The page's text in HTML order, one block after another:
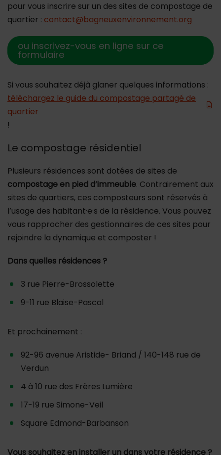
pour vous inscrire sur un des sites de compostage de
quartier : contact@bagneuxenvironnement.org
ou inscrivez-vous en ligne sur ce
formulaire
Si vous souhaitez déjà glaner quelques informations :
téléchargez le guide du compostage partagé de
quartier
!
Le compostage résidentiel
Plusieurs résidences sont dotées de sites de
compostage en pied d’immeuble. Contrairement aux
sites de quartiers, ces composteurs sont réservés à
l’usage des habitant·e·s de la résidence. Vous pouvez
vous rapprocher des gestionnaires de ces sites pour
rejoindre la dynamique et composter !
Dans quelles résidences ?
3 rue Pierre-Brossolette
9-11 rue Blaise-Pascal
Et prochainement :
92-96 avenue Aristide- Briand / 140-148 rue de
Verdun
4 à 10 rue des Frères Lumière
17-19 rue Simone-Veil
Square Edmond-Barbanson
Vous souhaitez en installer un dans votre résidence ?